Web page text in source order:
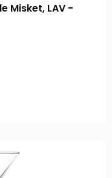
Misket, LAV -